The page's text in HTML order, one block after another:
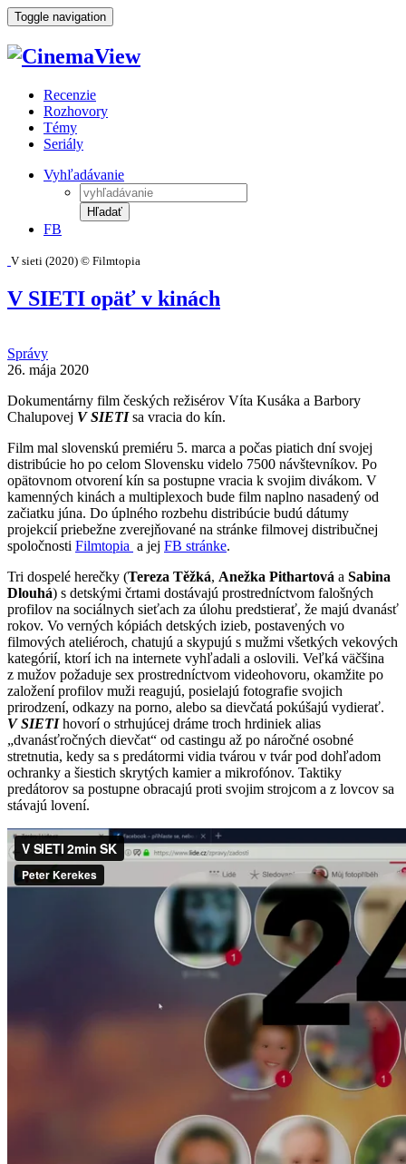
Toggle navigation
Recenzie
Rozhovory
Témy
Seriály
Vyhľadávanie
Hľadať
FB
V sieti (2020) © Filmtopia
V SIETI opäť v kinách
Správy
26. mája 2020
Dokumentárny film českých režisérov Víta Kusáka a Barbory
Chalupovej V SIETIsa vracia do kín.
Film mal slovenskú premiéru 5. marca a počas piatich dní svojej
distribúcie ho po celom Slovensku videlo 7500 návštevníkov. Po
opätovnom otvorení kín sa postupne vracia k svojim divákom. V
kamenných kinách a multiplexoch bude film naplno nasadený od
začiatku júna. Do úplného rozbehu distribúcie budú dátumy
projekcií priebežne zverejňované na stránke filmovej distribučnej
spoločnosti Filmtopia a jej FB stránke.
Tri dospelé herečky (Tereza Těžká, Anežka Pithartová a Sabina
Dlouhá) s detskými črtami dostávajú prostredníctvom falošných
profilov na sociálnych sieťach za úlohu predstierať, že majú dvanásť
rokov. Vo verných kópiách detských izieb, postavených vo
filmových ateliéroch, chatujú a skypujú s mužmi všetkých vekových
kategórií, ktorí ich na internete vyhľadali a oslovili. Veľká väčšina
z mužov požaduje sex prostredníctvom videohovoru, okamžite po
založení profilov muži reagujú, posielajú fotografie svojich
prirodzení, odkazy na porno, alebo sa dievčatá pokúšajú vydierať.
V SIETIhovorí o strhujúcej dráme troch hrdiniek alias
„dvanásťročných dievčat“ od castingu až po náročné osobné
stretnutia, kedy sa s predátormi vidia tvárou v tvár pod dohľadom
ochranky a šiestich skrytých kamier a mikrofónov. Taktiky
predátorov sa postupne obracajú proti svojim strojcom a z lovcov sa
stávajú lovení.